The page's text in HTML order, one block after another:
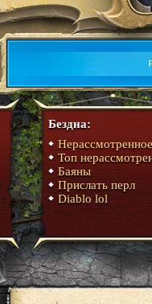
Бездна:
Нерассмотренное
Топ
Баяны
Прислать перл
Diablo lol